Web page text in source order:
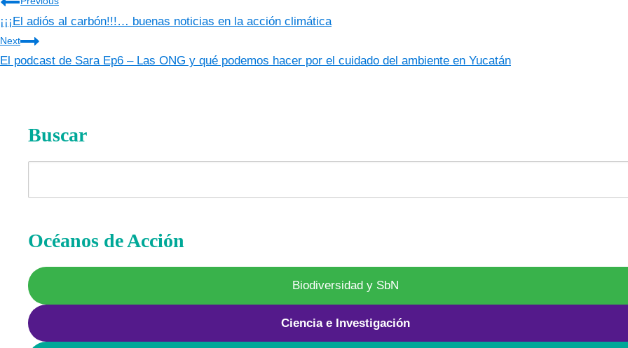
Navegación
de
entradas
¡¡¡El adiós al carbón!!!… buenas noticias en la acción climática
Next
El podcast de Sara Ep6 – Las ONG y qué podemos hacer por el cuidado del ambiente en Yucatán
Buscar
Océanos de Acción
Biodiversidad y SbN
Ciencia e Investigación